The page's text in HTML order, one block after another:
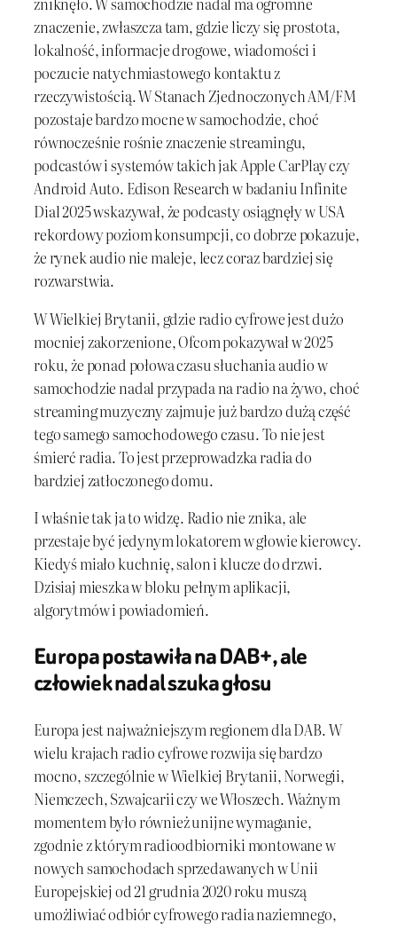
znaczenie, zwłaszcza tam, gdzie liczy się prostota,
lokalność, informacje drogowe, wiadomości i
poczucie natychmiastowego kontaktu z
rzeczywistością. W Stanach Zjednoczonych AM/FM
pozostaje bardzo mocne w samochodzie, choć
równocześnie rośnie znaczenie streamingu,
podcastów i systemów takich jak Apple CarPlay czy
Android Auto. Edison Research w badaniu Infinite
Dial 2025 wskazywał, że podcasty osiągnęły w USA
rekordowy poziom konsumpcji, co dobrze pokazuje,
że rynek audio nie maleje, lecz coraz bardziej się
rozwarstwia.
W Wielkiej Brytanii, gdzie radio cyfrowe jest dużo
mocniej zakorzenione, Ofcom pokazywał w 2025
roku, że ponad połowa czasu słuchania audio w
samochodzie nadal przypada na radio na żywo, choć
streaming muzyczny zajmuje już bardzo dużą część
tego samego samochodowego czasu. To nie jest
śmierć radia. To jest przeprowadzka radia do
bardziej zatłoczonego domu.
I właśnie tak ja to widzę. Radio nie znika, ale
przestaje być jedynym lokatorem w głowie kierowcy.
Kiedyś miało kuchnię, salon i klucze do drzwi.
Dzisiaj mieszka w bloku pełnym aplikacji,
algorytmów i powiadomień.
Europa postawiła na DAB+, ale
człowiek nadal szuka głosu
Europa jest najważniejszym regionem dla DAB. W
wielu krajach radio cyfrowe rozwija się bardzo
mocno, szczególnie w Wielkiej Brytanii, Norwegii,
Niemczech, Szwajcarii czy we Włoszech. Ważnym
momentem było również unijne wymaganie,
zgodnie z którym radioodbiorniki montowane w
nowych samochodach sprzedawanych w Unii
Europejskiej od 21 grudnia 2020 roku muszą
umożliwiać odbiór cyfrowego radia naziemnego,